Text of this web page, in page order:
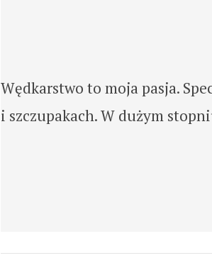
Wędkarstwo to moja pasja.
i szczupakach. W dużym